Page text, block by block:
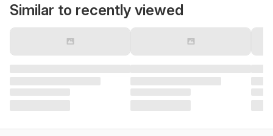
Similar to recently viewed